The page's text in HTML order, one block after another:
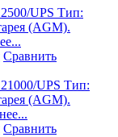
UPS Тип:
(AGM).
Сравнить
UPS Тип:
(AGM).
Сравнить